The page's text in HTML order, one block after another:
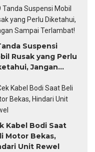
Suspensi
Rusak yang Perlu
Jangan
Kabel Bodi Saat
Motor Bekas,
Unit Rewel